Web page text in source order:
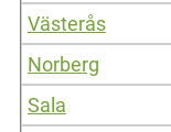
Västerås
Norberg
Sala